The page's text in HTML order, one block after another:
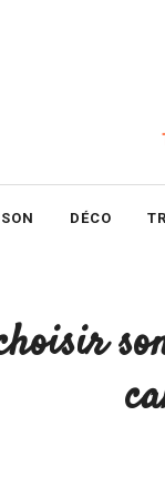
DÉCO